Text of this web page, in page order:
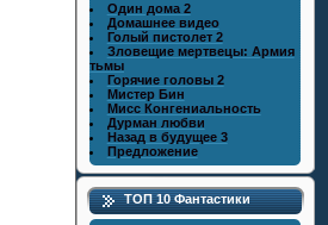
Один дома 2
Домашнее видео
Голый пистолет 2
Зловещие мертвецы: Армия
тьмы
Горячие головы 2
Мистер Бин
Мисс Конгениальность
Дурман любви
Назад в будущее 3
Предложение
ТОП 10 Фантастики